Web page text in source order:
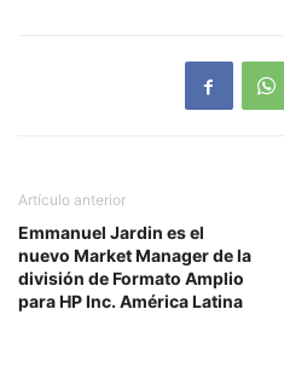
Artículo anterior
Emmanuel Jardin es el
nuevo Market Manager de la
división de Formato Amplio
para HP Inc. América Latina